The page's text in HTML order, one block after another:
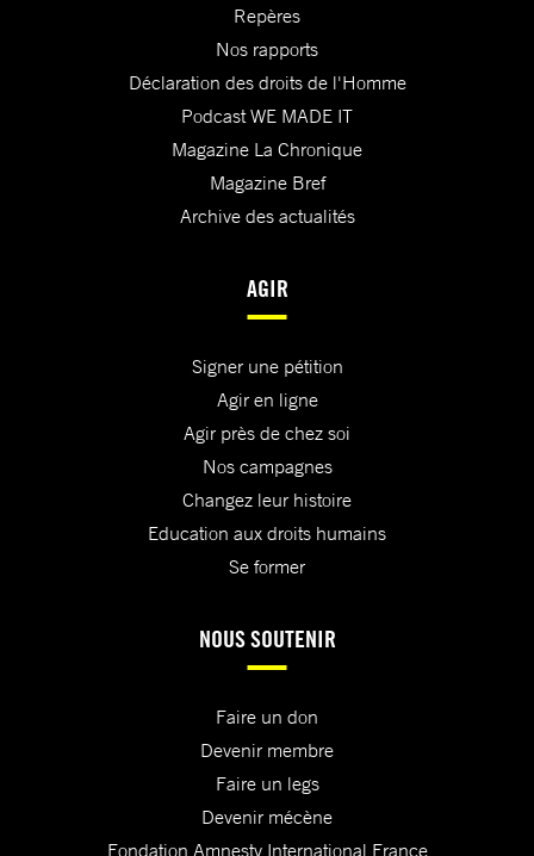
Repères
Nos rapports
Déclaration des droits de l'Homme
Podcast WE MADE IT
Magazine La Chronique
Magazine Bref
Archive des actualités
AGIR
Signer une pétition
Agir en ligne
Agir près de chez soi
Nos campagnes
Changez leur histoire
Education aux droits humains
Se former
NOUS SOUTENIR
Faire un don
Devenir membre
Faire un legs
Devenir mécène
Fondation Amnesty International France